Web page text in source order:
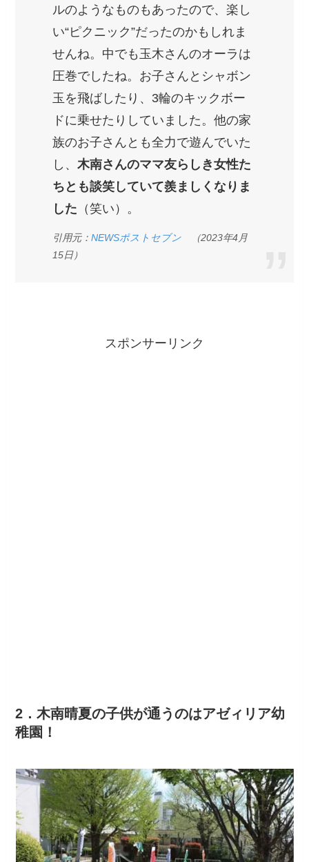
ルのようなものもあったので、楽し
い“ピクニック”だったのかもしれま
せんね。中でも玉木さんのオーラは
圧巻でしたね。お子さんとシャボン
玉を飛ばしたり、3輪のキックボー
ドに乗せたりしていました。他の家
族のお子さんとも全力で遊んでいた
し、木南さんのママ友らしき女性た
ちとも談笑していて羨ましくなりま
した （笑い）。
引用元：NEWSポストセブン （2023年4月
15日）
スポンサーリンク
2．木南晴夏の子供が通うのはアゼィリア幼
稚園！